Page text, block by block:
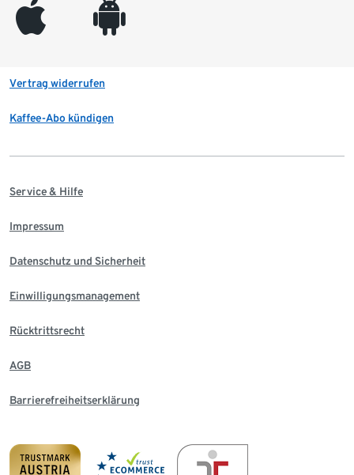
appleinc android
Vertrag widerrufen
Kaffee-Abo kündigen
Service & Hilfe
Impressum
Datenschutz und Sicherheit
Einwilligungsmanagement
Rücktrittsrecht
AGB
Barrierefreiheitserklärung